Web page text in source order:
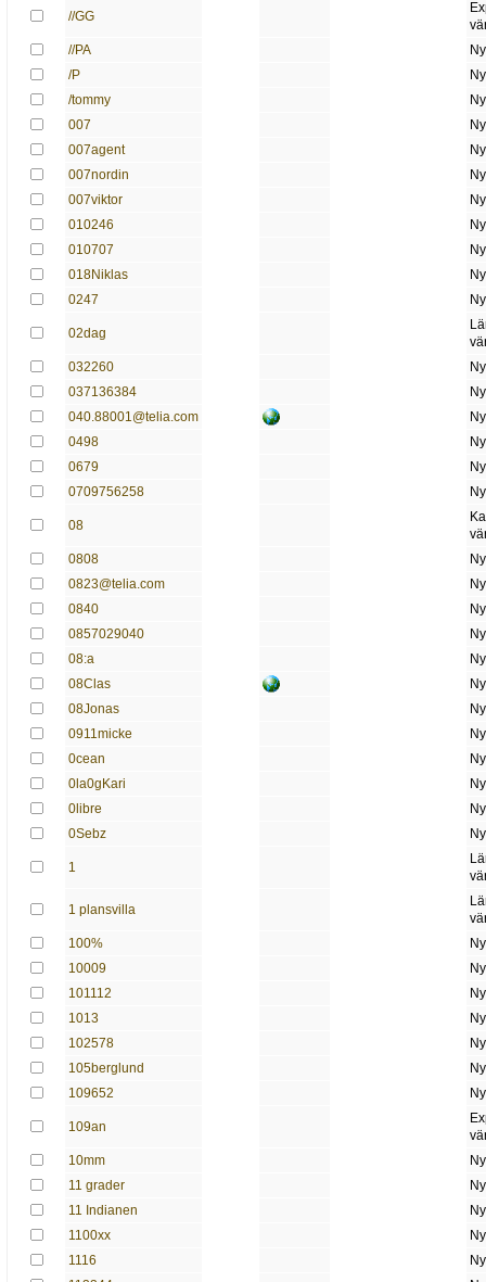
//GG
//PA
/P
/tommy
007
007agent
007nordin
007viktor
010246
010707
018Niklas
0247
02dag
032260
037136384
040.88001@telia.com
0498
0679
0709756258
08
0808
0823@telia.com
0840
0857029040
08:a
08Clas
08Jonas
0911micke
0cean
0la0gKari
0libre
0Sebz
1
1 plansvilla
100%
10009
101112
1013
102578
105berglund
109652
109an
10mm
11 grader
11 Indianen
1100xx
1116